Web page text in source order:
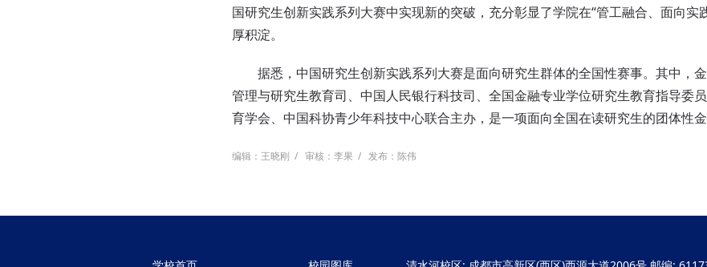
国研究生创新实践系列大赛中实现新的突破，充分彰显了学院在“管工融合、面向实
厚积淀。
据悉，中国研究生创新实践系列大赛是面向研究生群体的全国性赛事。其中，
管理与研究生教育司、中国人民银行科技司、全国金融专业学位研究生教育指导委
育学会、中国科协青少年科技中心联合主办，是一项面向全国在读研究生的团体性金
编辑：王晓刚 / 审核：李果 / 发布：陈伟